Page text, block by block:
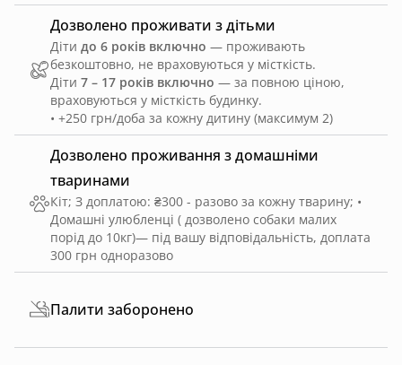
Дозволено проживання з домашніми
тваринами
Кіт; З доплатою: ₴300 - разово за кожну тварину; •
Домашні улюбленці ( дозволено собаки малих
порід до 10кг)— під вашу відповідальність, доплата
300 грн одноразово
Дозволено проживати з дітьми
Діти до 6 років включно — проживають
безкоштовно, не враховуються у місткість.
Діти 7 – 17 років включно — за повною ціною,
враховуються у місткість будинку.
• +250 грн/доба за кожну дитину (максимум 2)
Палити заборонено